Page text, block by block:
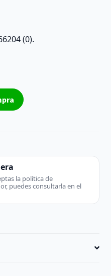
(0).
la política de
puedes consultarla en el